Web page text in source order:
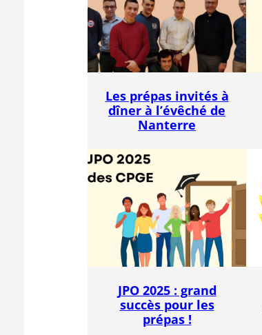
Les prépas invités à
dîner à l’évêché de
Nanterre
JPO 2025 : grand
succès pour les
prépas !